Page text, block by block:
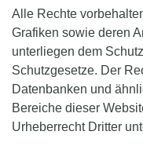
Alle Rechte
Grafiken sowie deren
unterliegen dem
Schutzgesetze. Der
Datenbanken und
Bereiche dieser
Urheberrecht Dritter